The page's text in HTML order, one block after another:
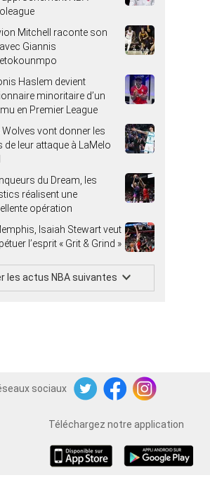
Mitchell raconte son
Giannis
Haslem devient
minoritaire d’un
en Premier League
Wolves vont donner les
de leur attaque à LaMelo
du Dream, les
réalisent une
opération
Isaiah Stewart veut
l’esprit « Grit & Grind »
les actus NBA suivantes
sociaux
TwitterFacebookInstagram
Téléchargez notre application